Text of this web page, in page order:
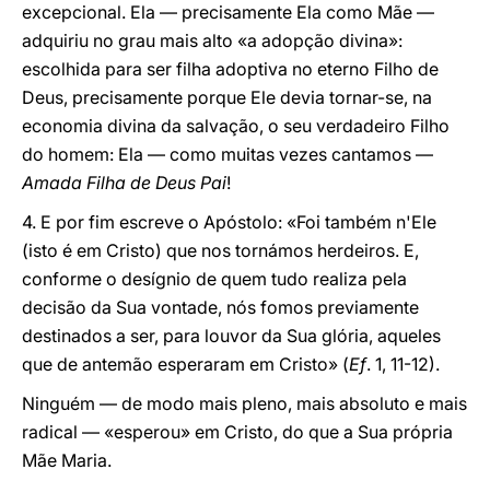
excepcional. Ela — precisamente Ela como Mãe —
adquiriu no grau mais alto «a adopção divina»:
escolhida para ser filha adoptiva no eterno Filho de
Deus, precisamente porque Ele devia tornar-se, na
economia divina da salvação, o seu verdadeiro Filho
do homem: Ela — como muitas vezes cantamos —
Amada Filha de Deus Pai!
4. E por fim escreve o Apóstolo: «Foi também n'Ele
(isto é em Cristo) que nos tornámos herdeiros. E,
conforme o desígnio de quem tudo realiza pela
decisão da Sua vontade, nós fomos previamente
destinados a ser, para louvor da Sua glória, aqueles
que de antemão esperaram em Cristo» (Ef. 1, 11-12).
Ninguém — de modo mais pleno, mais absoluto e mais
radical — «esperou» em Cristo, do que a Sua própria
Mãe Maria.